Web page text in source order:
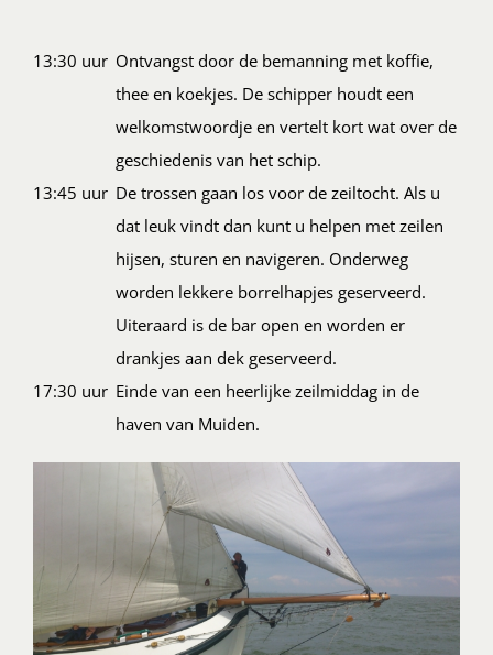
13:30 uur Ontvangst door de bemanning met koffie,
thee en koekjes. De schipper houdt een
welkomstwoordje en vertelt kort wat over de
geschiedenis van het schip.
13:45 uur De trossen gaan los voor de zeiltocht. Als u
dat leuk vindt dan kunt u helpen met zeilen
hijsen, sturen en navigeren. Onderweg
worden lekkere borrelhapjes geserveerd.
Uiteraard is de bar open en worden er
drankjes aan dek geserveerd.
17:30 uur Einde van een heerlijke zeilmiddag in de
haven van Muiden.